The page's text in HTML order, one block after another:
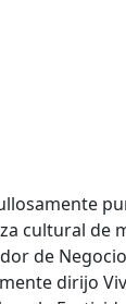
cultural de
de
dirijo